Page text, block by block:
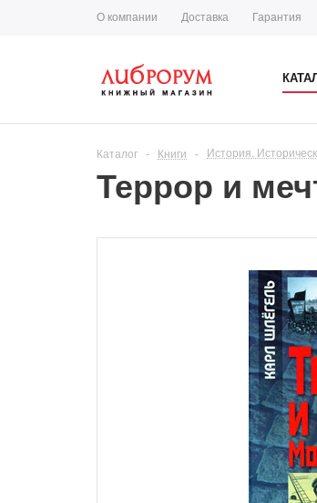
О компании Доставка Гарантия
Каталог - Книги - История.
Террор и